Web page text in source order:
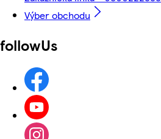
Výber obchodu
followUs